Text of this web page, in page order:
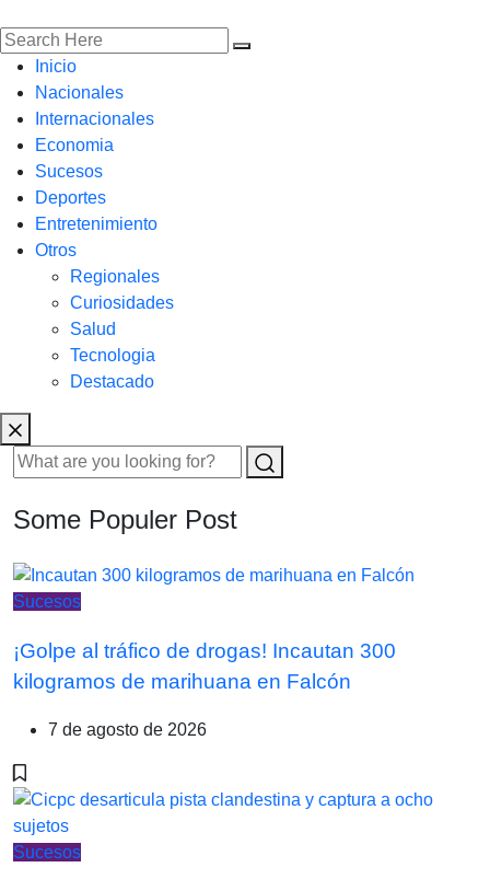
Inicio
Nacionales
Internacionales
Economia
Sucesos
Deportes
Entretenimiento
Otros
Regionales
Curiosidades
Salud
Tecnologia
Destacado
Some Populer Post
Sucesos
¡Golpe al tráfico de drogas! Incautan 300
kilogramos de marihuana en Falcón
7 de agosto de 2026
Sucesos